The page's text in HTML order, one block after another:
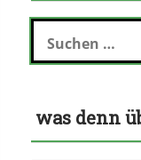
Suchen
nach:
was denn